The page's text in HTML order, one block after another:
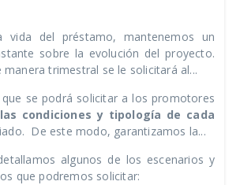
vida del préstamo, mantenemos un
sobre la evolución del proyecto.
trimestral se le solicitará al...
se podrá solicitar a los promotores
condiciones y tipología de cada
De este modo, garantizamos la...
algunos de los escenarios y
que podremos solicitar: